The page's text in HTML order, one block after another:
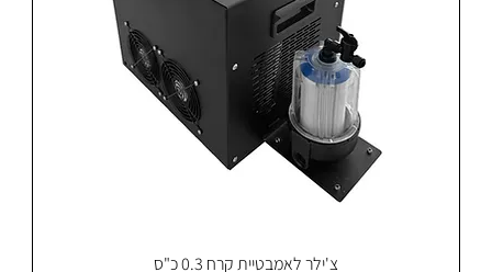
צ'ילר לאמבטיית קרח 0.3 כ"ס